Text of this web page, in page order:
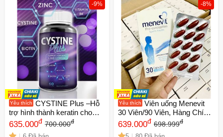
-9%
Yêu thích
CYSTINE Plus –Hỗ
trợ hình thành keratin cho
mái tóc chắc khỏe, da sáng
mịn khỏe đẹp tự nhiên (60
635.000đ 700.000đ
-8%
Yêu thích
Viên uống Menevit
30 Viên/90 Viên, Hàng Chính
Hãng Bayer Úc & Đức
639.000đ 698.999đ